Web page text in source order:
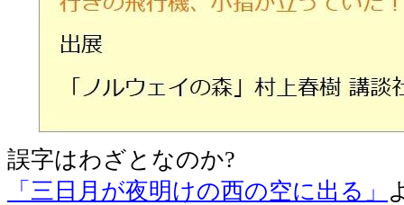
誤字はわざとなのか?
「三日月が夜明けの西の空に出る」